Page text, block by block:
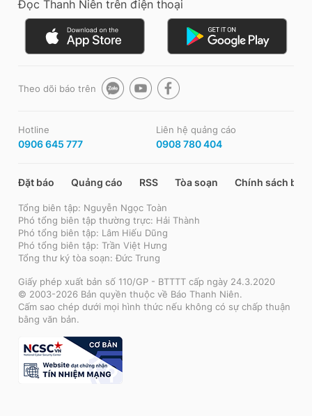
Đọc Thanh Niên trên điện thoại
Theo dõi báo trên
Hotline
0906 645 777
Liên hệ quảng cáo
0908 780 404
Đặt báo Quảng cáo RSS Tòa soạn Chính sách bảo
Tổng biên tập: Nguyễn Ngọc Toàn
Phó tổng biên tập thường trực: Hải Thành
Phó tổng biên tập: Lâm Hiếu Dũng
Phó tổng biên tập: Trần Việt Hưng
Tổng thư ký tòa soạn: Đức Trung
Giấy phép xuất bản số 110/GP - BTTTT cấp ngày 24.3.2020
© 2003-2026 Bản quyền thuộc về Báo Thanh Niên.
Cấm sao chép dưới mọi hình thức nếu không có sự chấp thuận
bằng văn bản.